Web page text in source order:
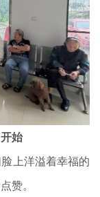
始
上洋溢着幸福的
赞。